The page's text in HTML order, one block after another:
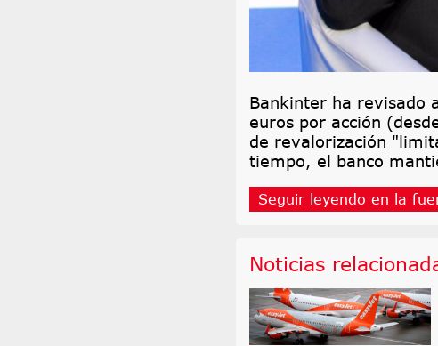
Bankinter ha revisado
euros por acción
de revalorización
tiempo, el banco
Seguir leyendo en la
Noticias